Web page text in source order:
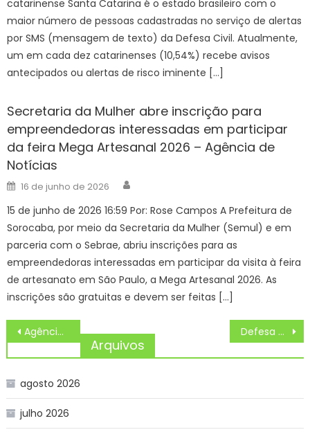
catarinense Santa Catarina é o estado brasileiro com o
maior número de pessoas cadastradas no serviço de alertas
por SMS (mensagem de texto) da Defesa Civil. Atualmente,
um em cada dez catarinenses (10,54%) recebe avisos
antecipados ou alertas de risco iminente […]
Secretaria da Mulher abre inscrição para
empreendedoras interessadas em participar
da feira Mega Artesanal 2026 – Agência de
Notícias
Posted
on
16 de junho de 2026
15 de junho de 2026 16:59 Por: Rose Campos A Prefeitura de
Sorocaba, por meio da Secretaria da Mulher (Semul) e em
parceria com o Sebrae, abriu inscrições para as
empreendedoras interessadas em participar da visita à feira
de artesanato em São Paulo, a Mega Artesanal 2026. As
inscrições são gratuitas e devem ser feitas […]
Navegação
de
Agência Minas Gerais | Comunidades recebem primeiras edições da Praça de Serviços do Governo Presente em Belo Horizonte Defesa do Irã brilha e segura o 0 a 0 contra a Bélgica em Los Angeles
Arquivos
agosto 2026
julho 2026